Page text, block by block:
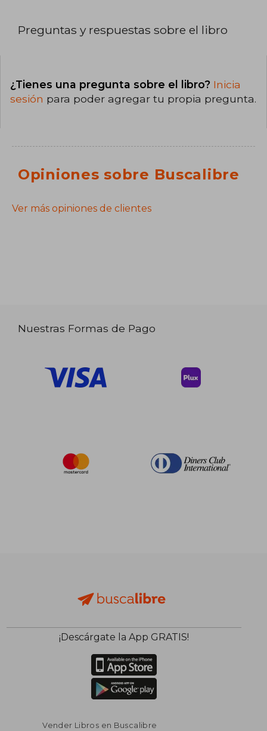
Preguntas y respuestas sobre el libro
¿Tienes una pregunta sobre el libro? Inicia
sesión para poder agregar tu propia pregunta.
Opiniones sobre Buscalibre
Ver más opiniones de clientes
Nuestras Formas de Pago
¡Descárgate la App GRATIS!
Vender Libros en Buscalibre